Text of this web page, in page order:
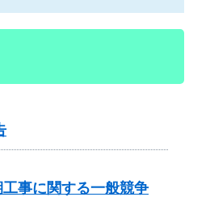
事に関する一般競争